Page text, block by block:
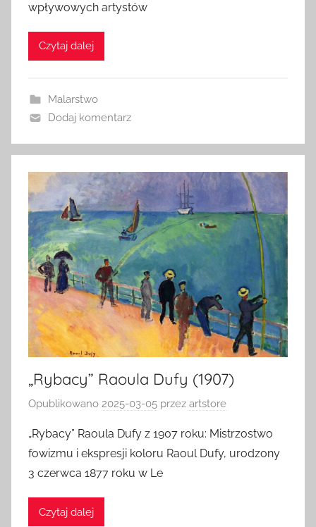
wpływowych artystów
Czytaj dalej
Malarstwo
Dodaj komentarz
„Rybacy” Raoula Dufy (1907)
Opublikowano 2025-03-05 przez artstore
„Rybacy” Raoula Dufy z 1907 roku: Mistrzostwo
fowizmu i ekspresji koloru Raoul Dufy, urodzony
3 czerwca 1877 roku w Le
Czytaj dalej